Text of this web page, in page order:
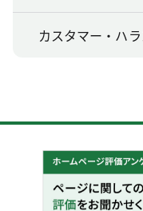
カスタマー・ハ